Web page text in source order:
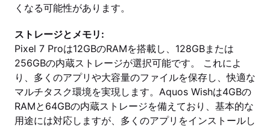
くなる可能性があります。
ストレージとメモリ:
Pixel 7 Proは12GBのRAMを搭載し、128GBまたは
256GBの内蔵ストレージが選択可能です。 これによ
り、多くのアプリや大容量のファイルを保存し、快適な
マルチタスク環境を実現します。Aquos Wishは4GBの
RAMと64GBの内蔵ストレージを備えており、基本的な
用途には対応しますが、多くのアプリをインストールし